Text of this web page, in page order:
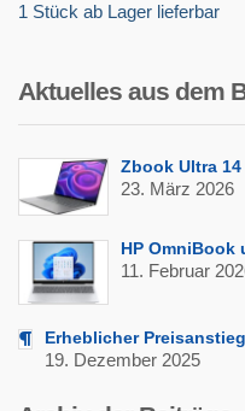
1 Stück ab Lager lieferbar
Aktuelles aus dem
Zbook Ultra
23. März 2026
HP OmniBook
11. Februar
Erheblicher
19. Dezember 2025